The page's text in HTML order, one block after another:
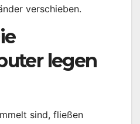
verschieben.
legen
sind, fließen